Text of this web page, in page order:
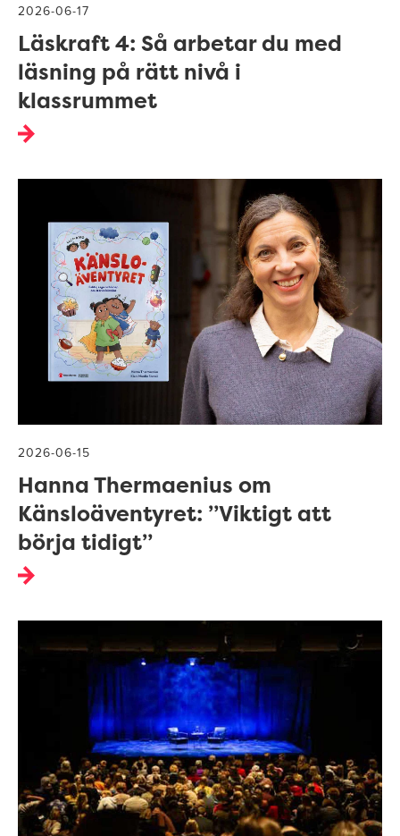
2026-06-17
Läskraft 4: Så arbetar du med
läsning på rätt nivå i
klassrummet
2026-06-15
Hanna Thermaenius om
Känsloäventyret: ”Viktigt att
börja tidigt”